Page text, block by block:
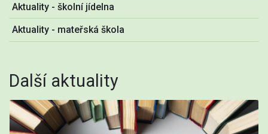
Aktuality - školní jídelna
Aktuality - mateřská škola
Další aktuality